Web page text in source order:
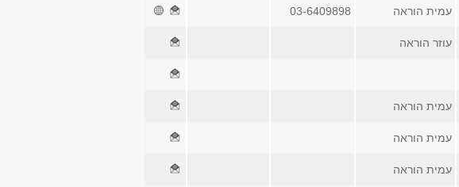
עמית הוראה 03-6409898
עוזר הוראה
עמית הוראה
עמית הוראה
עמית הוראה